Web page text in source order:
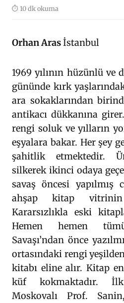
⏱ 10 dk okuma
Orhan Arasİstanbul
1969 yılının hüzünlü
gününde kırk
ara sokaklarından
antikacı dükkanına
rengi soluk ve yılların
eşyalara bakar. Her şey
şahitlik etmektedir.
silkerek ikinci odaya
savaş öncesi yapılmış
ahşap kitap
Kararsızlıkla eski
Hemen hemen
Savaşı’ndan önce
ortasındaki rengi
kitabı eline alır. Kitap
küf kokmaktadır.
Moskovalı Prof.